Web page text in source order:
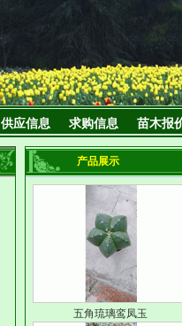
供应信息 求购信息 苗木报
产品展示
五角琉璃鸾凤玉